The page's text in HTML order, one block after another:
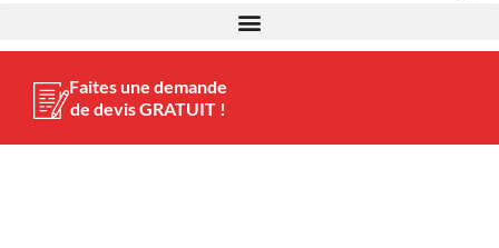
Faites une demande
de devis GRATUIT !